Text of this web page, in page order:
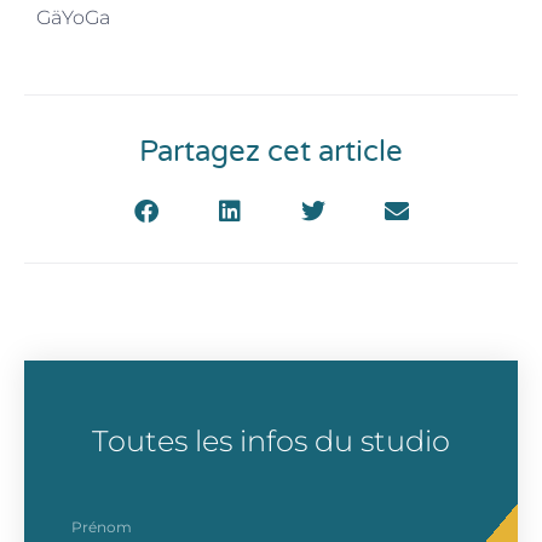
GäYoGa
Partagez cet article
Toutes les infos du studio